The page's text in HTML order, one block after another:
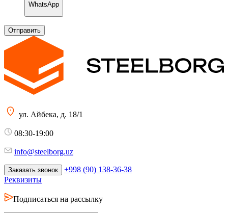
WhatsApp
Отправить
ул. Айбека, д. 18/1
08:30-19:00
info@steelborg.uz
Заказать звонок
+998 (90) 138-36-38
Реквизиты
Подписаться на рассылку